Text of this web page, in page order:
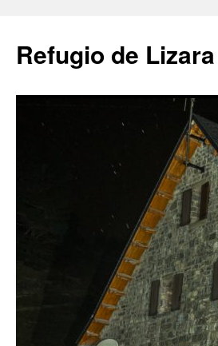
contenido
Refugio de Lizara